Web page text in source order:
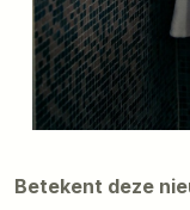
Betekent deze